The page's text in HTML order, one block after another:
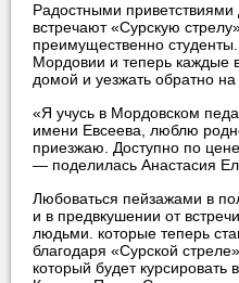
Радостными приветствиями
встречают «Сурскую
преимущественно
Мордовии и теперь каждые
домой и уезжать обратно на
«Я учусь в Мордовском
имени Евсеева, люблю
приезжаю. Доступно по
— поделилась Анастасия
Любоваться пейзажами в
и в предвкушении от
людьми. которые теперь
благодаря «Сурской
который будет курсировать